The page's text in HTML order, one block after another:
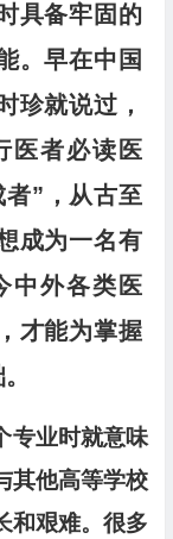
具备牢固的
。早在中国
珍就说过，
医者必读医
”，从古至
成为一名有
中外各类医
才能为掌握
专业时就意味
其他高等学校
和艰难。很多